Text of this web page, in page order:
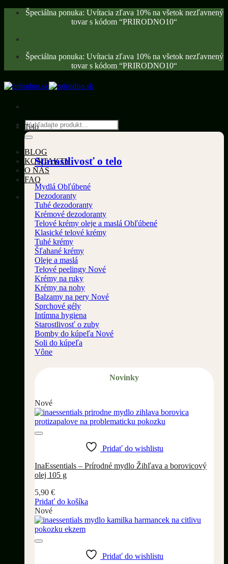
Skip
Špeciálna ponuka: Uvítacia zľava 10% na všetok nezľavnený
tovar s kódom “PRIRODNO10“
Špeciálna ponuka: Uvítacia zľava 10% na všetok nezľavnený
tovar s kódom “PRIRODNO10“
Hľadať:
BLOG
KONTAKTY
O NÁS
FAQ
Telo
Starostlivosť o telo
Mydlá
Dezodoranty
Tuhé dezodoranty
Krémové dezodoranty
Telové krémy oleje a maslá
Klasické telové krémy
Tuhé krémy
Šľahané krémy
Oleje a maslá
Telové peelingy
Krémy na ruky
Krémy na nohy
Balzamy na pery
Sprchové gély
Intímna hygiena
Starostlivosť o zuby
Bomby do kúpeľa
Soli do kúpeľa
Vône
Novinky
Nové
Pridať do wishlistu
InaEssentials – Prírodné mydlo Žihľava a borovicový
olej 105 g
5,90 €
Pridať do košíka
Nové
Pridať do wishlistu